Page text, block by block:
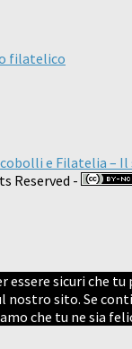
filatelico
e Filatelia –
Reserved -
sicuri che tu
nostro sito. Se
che tu ne sia